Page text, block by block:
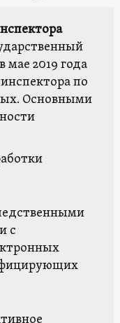
мае 2019 года
по
Основными
с